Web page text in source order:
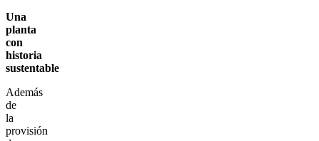
Una
planta
con
historia
sustentable
Además
de
la
provisión